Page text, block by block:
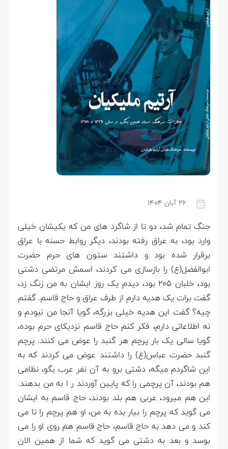
۲۶ آبان ۱۴۰۴
جنگ تمام شد، دو تا از شاگرد های من که یکیشان خیلی
وارد بود، به عراق رفته بودند، دیگر روابط حسنه با عراق
برقرار شده بود و داشتند ستون های حرم حضرت
ابوالفضل(ع) را بازسازی می کردند، اسمش مرتضی دشتی
بود، خلبان 2۰۵ بود، دیدم یک روز ایشان به من زنگ زد،
گفت برات یک هدیه دارم از طرف عراق و حاج قاسم. گفتم
چیه؟ گفت این هدیه خیلی بزرگه، گویا آنجا من نبودم و
نه اطلاعاتی دارم، فکر کنم حاج قاسم نزدیکای حرم بوده،
گویا سالی یک بار پرچم هر گنبد را عوض می کنند. پرچم
گنبد حضرت عباس(ع) را داشتند عوض می کردند که به
این شاگردم میگه، دشتی برو به آن نفر عرب بگو، نظامی
هم بودند، آن پرچمی را که پایین آوردند ر ا به من بدهند.
این هم میرود، عربی هم بلد بودند، حاج قاسم به ایشان
می گوید که پرچم را بیار بده به من، او هم پرچم را تا می
کند و می دهد به حاج قاسم، حاج قاسم هم روی او را می
بوسد و بعد به دشتی می گوید که شما از همین الان